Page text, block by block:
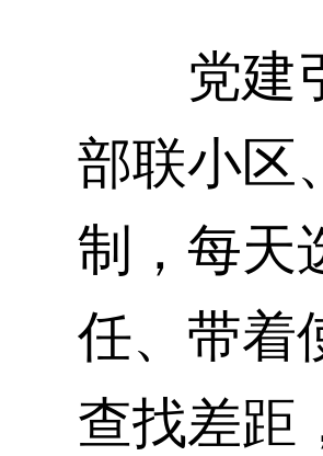
党建引
部联小区
制，每天
任、带着
查找差距